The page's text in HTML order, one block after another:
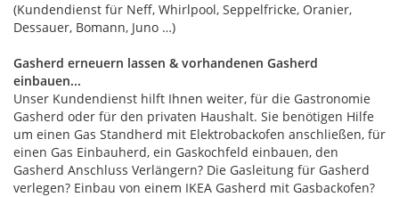
(Kundendienst für Neff, Whirlpool, Seppelfricke, Oranier,
Dessauer, Bomann, Juno …)
Gasherd erneuern lassen & vorhandenen Gasherd
einbauen...
Unser Kundendienst hilft Ihnen weiter, für die Gastronomie
Gasherd oder für den privaten Haushalt. Sie benötigen Hilfe
um einen Gas Standherd mit Elektrobackofen anschließen, für
einen Gas Einbauherd, ein Gaskochfeld einbauen, den
Gasherd Anschluss Verlängern? Die Gasleitung für Gasherd
verlegen? Einbau von einem IKEA Gasherd mit Gasbackofen?